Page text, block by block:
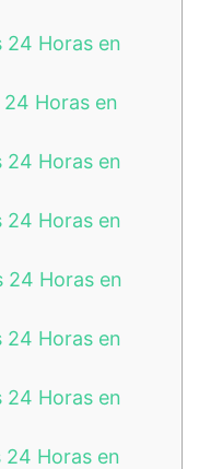
24 Horas en
Horas en
24 Horas en
24 Horas en
24 Horas en
24 Horas en
24 Horas en
24 Horas en